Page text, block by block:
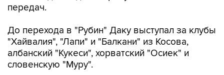
передач.
До перехода в "Рубин" Даку выступал за клубы
"Хайвалия", "Лапи" и "Балкани" из Косова,
албанский "Кукеси", хорватский "Осиек" и
словенскую "Муру".